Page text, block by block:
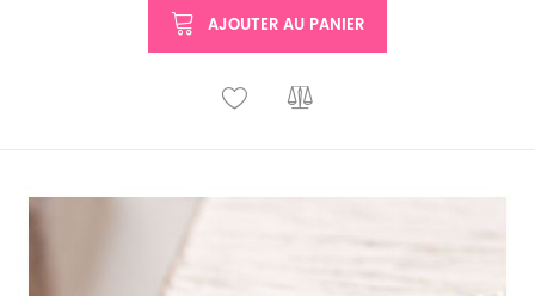
AJOUTER AU PANIER